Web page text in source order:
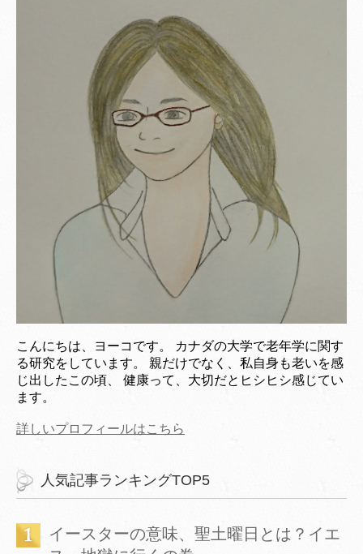
こんにちは、ヨーコです。 カナダの大学で老年学に関す
る研究をしています。 親だけでなく、私自身も老いを感
じ出したこの頃、 健康って、大切だとヒシヒシ感じてい
ます。
詳しいプロフィールはこちら
人気記事ランキングTOP5
イースターの意味、聖土曜日とは？イエ